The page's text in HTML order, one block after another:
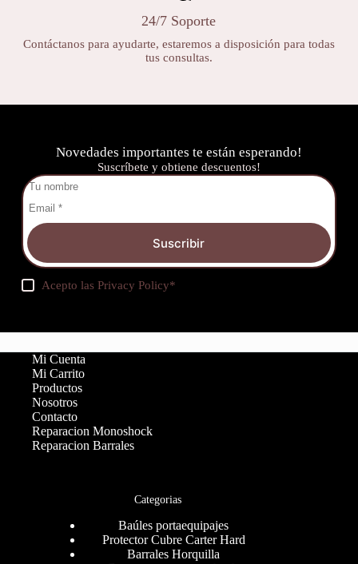
24/7 Soporte
Contáctanos para ayudarte, estaremos a disposición para todas
tus consultas.
Novedades importantes te están esperando!
Suscríbete y obtiene descuentos!
Suscribir
Acepto lasPrivacy Policy*
Mi Cuenta
Mi Carrito
Productos
Nosotros
Contacto
Reparacion Monoshock
Reparacion Barrales
Categorias
Baúles portaequipajes
Protector Cubre Carter Hard
Barrales Horquilla